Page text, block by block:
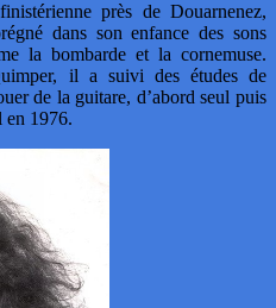
près de Douarnenez,
dans son enfance des sons
la bombarde et la cornemuse.
il a suivi des études de
de la guitare, d’abord seul puis
en 1976.